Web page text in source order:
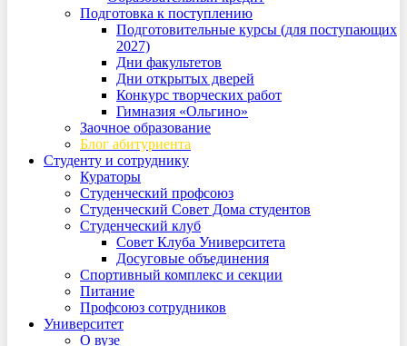
Подготовка к поступлению
Подготовительные курсы (для поступающих
2027)
Дни факультетов
Дни открытых дверей
Конкурс творческих работ
Гимназия «Ольгино»
Заочное образование
Блог абитуриента
Студенту и сотруднику
Кураторы
Студенческий профсоюз
Студенческий Совет Дома студентов
Студенческий клуб
Совет Клуба Университета
Досуговые объединения
Спортивный комплекс и секции
Питание
Профсоюз сотрудников
Университет
О вузе